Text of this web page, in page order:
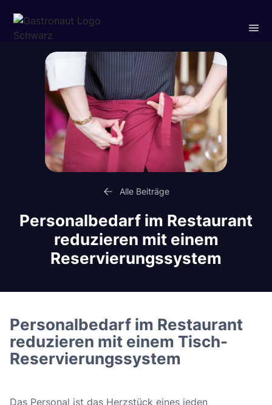
Alle Beiträge
Personalbedarf im Restaurant
reduzieren mit einem
Reservierungssystem
Personalbedarf im Restaurant
reduzieren mit einem Tisch-
Reservierungssystem
Das Personal ist das Herzstück eines jeden